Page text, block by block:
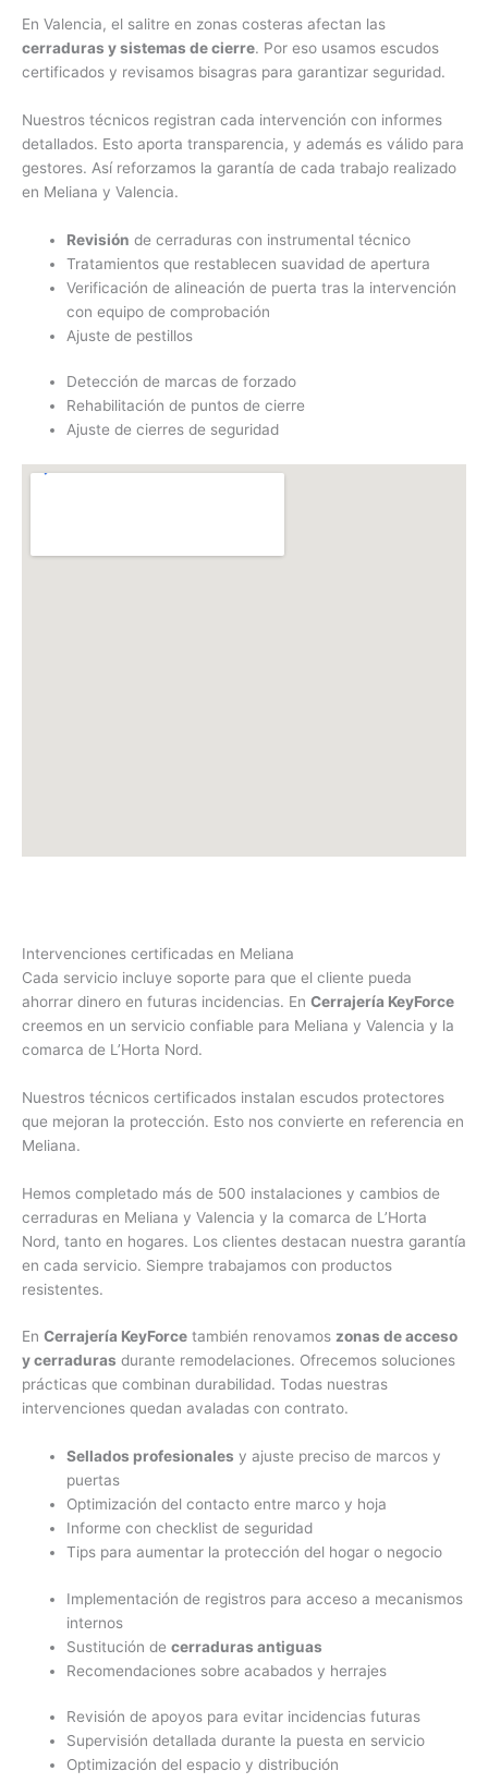
En Valencia, el salitre en zonas costeras afectan las
cerraduras y sistemas de cierre. Por eso usamos escudos
certificados y revisamos bisagras para garantizar seguridad.
Nuestros técnicos registran cada intervención con informes
detallados. Esto aporta transparencia, y además es válido para
gestores. Así reforzamos la garantía de cada trabajo realizado
en Meliana y Valencia.
Revisión de cerraduras con instrumental técnico
Tratamientos que restablecen suavidad de apertura
Verificación de alineación de puerta tras la intervención
con equipo de comprobación
Ajuste de pestillos
Detección de marcas de forzado
Rehabilitación de puntos de cierre
Ajuste de cierres de seguridad
Intervenciones certificadas en Meliana
Cada servicio incluye soporte para que el cliente pueda
ahorrar dinero en futuras incidencias. En Cerrajería KeyForce
creemos en un servicio confiable para Meliana y Valencia y la
comarca de L’Horta Nord.
Nuestros técnicos certificados instalan escudos protectores
que mejoran la protección. Esto nos convierte en referencia en
Meliana.
Hemos completado más de 500 instalaciones y cambios de
cerraduras en Meliana y Valencia y la comarca de L’Horta
Nord, tanto en hogares. Los clientes destacan nuestra garantía
en cada servicio. Siempre trabajamos con productos
resistentes.
En Cerrajería KeyForce también renovamos zonas de acceso
y cerraduras durante remodelaciones. Ofrecemos soluciones
prácticas que combinan durabilidad. Todas nuestras
intervenciones quedan avaladas con contrato.
Sellados profesionales y ajuste preciso de marcos y
puertas
Optimización del contacto entre marco y hoja
Informe con checklist de seguridad
Tips para aumentar la protección del hogar o negocio
Implementación de registros para acceso a mecanismos
internos
Sustitución decerraduras antiguas
Recomendaciones sobre acabados y herrajes
Revisión de apoyos para evitar incidencias futuras
Supervisión detallada durante la puesta en servicio
Optimización del espacio y distribución